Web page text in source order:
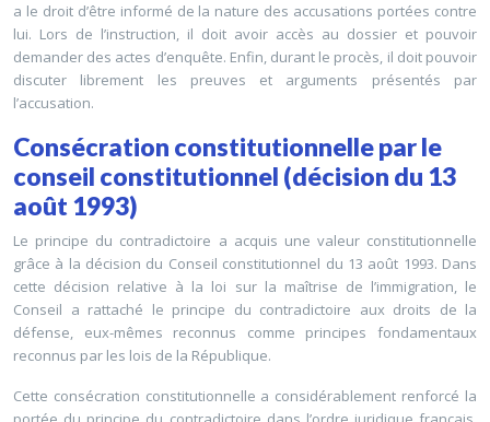
a le droit d’être informé de la nature des accusations portées contre
lui. Lors de l’instruction, il doit avoir accès au dossier et pouvoir
demander des actes d’enquête. Enfin, durant le procès, il doit pouvoir
discuter librement les preuves et arguments présentés par
l’accusation.
Consécration constitutionnelle par le
conseil constitutionnel (décision du 13
août 1993)
Le principe du contradictoire a acquis une valeur constitutionnelle
grâce à la décision du Conseil constitutionnel du 13 août 1993. Dans
cette décision relative à la loi sur la maîtrise de l’immigration, le
Conseil a rattaché le principe du contradictoire aux droits de la
défense, eux-mêmes reconnus comme principes fondamentaux
reconnus par les lois de la République.
Cette consécration constitutionnelle a considérablement renforcé la